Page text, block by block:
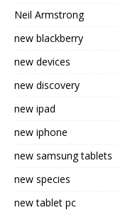
Neil Armstrong
new blackberry
new devices
new discovery
new ipad
new iphone
new samsung tablets
new species
new tablet pc